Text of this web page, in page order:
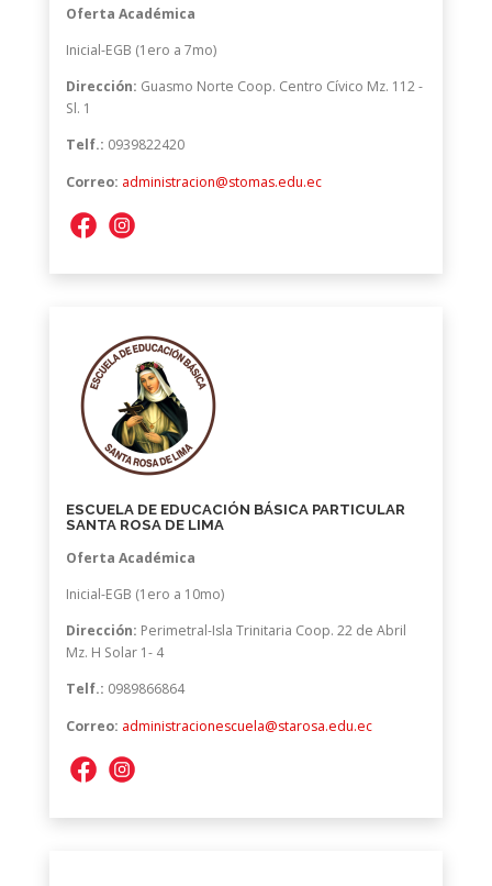
Oferta Académica
Inicial-EGB (1ero a 7mo)
Dirección: Guasmo Norte Coop. Centro Cívico Mz. 112 -
Sl. 1
Telf.: 0939822420
Correo: administracion@stomas.edu.ec
ESCUELA DE EDUCACIÓN BÁSICA PARTICULAR
SANTA ROSA DE LIMA
Oferta Académica
Inicial-EGB (1ero a 10mo)
Dirección: Perimetral-Isla Trinitaria Coop. 22 de Abril
Mz. H Solar 1- 4
Telf.: 0989866864
Correo: administracionescuela@starosa.edu.ec